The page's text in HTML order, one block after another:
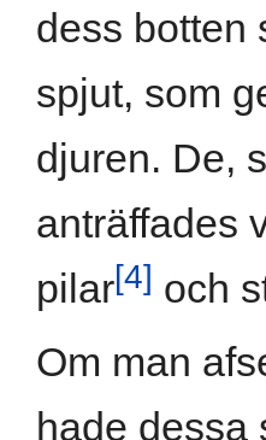
dess botten
spjut, som
djuren. De,
anträffades
pilar[4] och
Om man
hade dessa